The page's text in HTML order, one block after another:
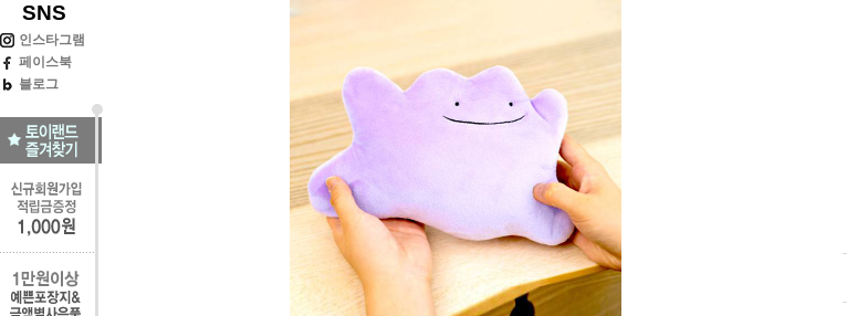
SNS
인스타그램
페이스북
블로그